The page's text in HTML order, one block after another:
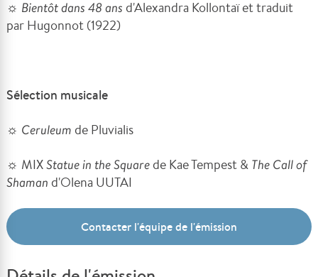
☼ Bientôt dans 48 ans d'Alexandra Kollontaï et traduit
par Hugonnot (1922)
Sélection musicale
☼ Ceruleum de Pluvialis
☼ MIXStatue in the Square de Kae Tempest & The Call of
Shaman d'Olena UUTAI
Contacter l'équipe de l'émission